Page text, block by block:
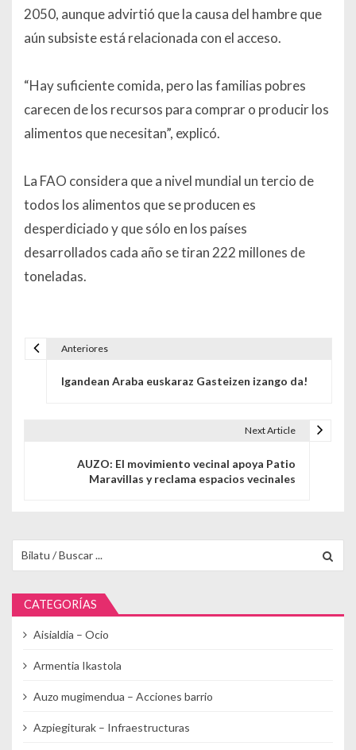
2050, aunque advirtió que la causa del hambre que
aún subsiste está relacionada con el acceso.
“Hay suficiente comida, pero las familias pobres
carecen de los recursos para comprar o producir los
alimentos que necesitan”, explicó.
La FAO considera que a nivel mundial un tercio de
todos los alimentos que se producen es
desperdiciado y que sólo en los países
desarrollados cada año se tiran 222 millones de
toneladas.
Anteriores
Igandean Araba euskaraz Gasteizen izango da!
Next Article
AUZO: El movimiento vecinal apoya Patio
Maravillas y reclama espacios vecinales
CATEGORÍAS
Aisialdia – Ocio
Armentia Ikastola
Auzo mugimendua – Acciones barrio
Azpiegiturak – Infraestructuras